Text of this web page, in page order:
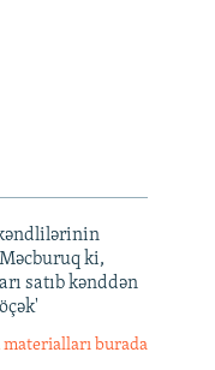
ki,
satıb kənddən
burada